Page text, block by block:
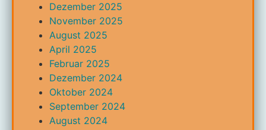
Dezember 2025
November 2025
August 2025
April 2025
Februar 2025
Dezember 2024
Oktober 2024
September 2024
August 2024